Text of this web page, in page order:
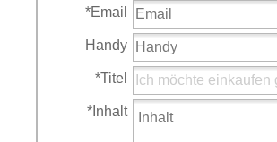
*Email
Handy
*Titel
* Inhalt